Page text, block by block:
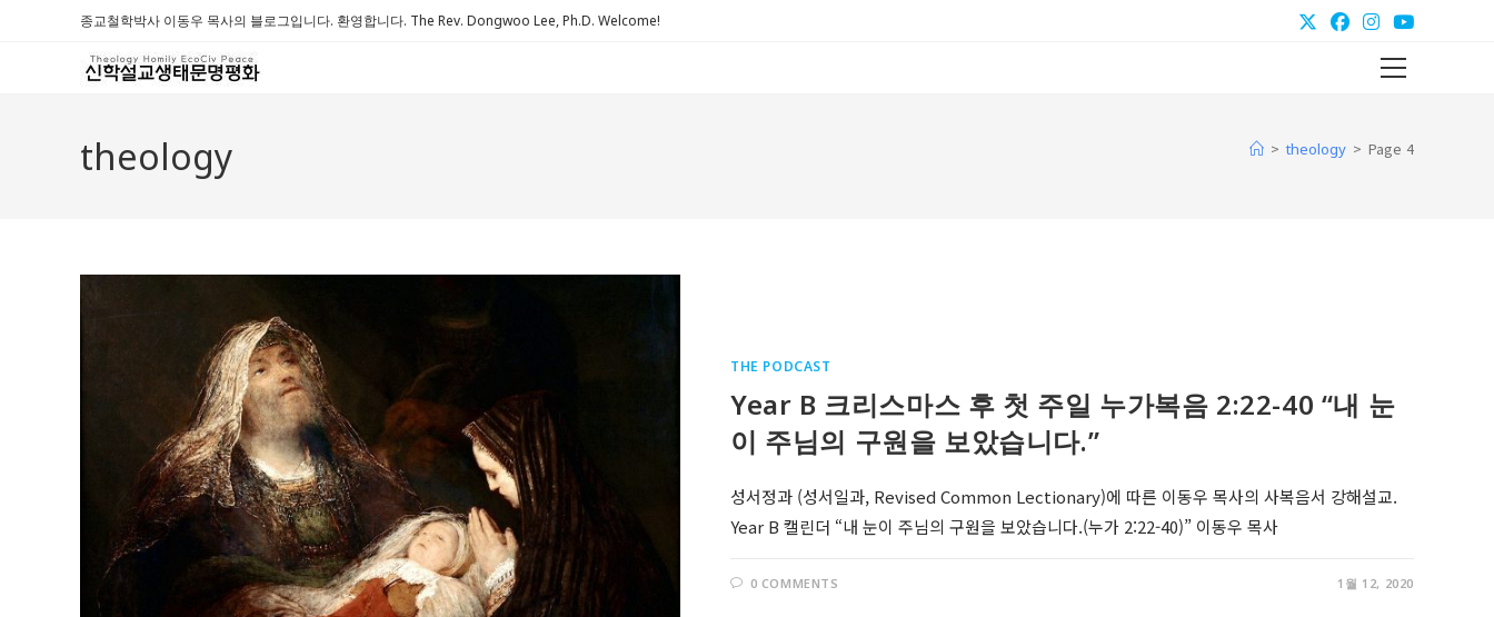
종교철학박사 이동우 목사의 블로그입니다. 환영합니다. The Rev. Dongwoo Lee, Ph.D. Welcome!
Main
theology > theology > Page 4
THE PODCAST
Year B 크리스마스 후 첫 주일 누가복음 2:22-40 “내 눈
이 주님의 구원을 보았습니다.”
성서정과 (성서일과, Revised Common Lectionary)에 따른 이동우 목사의 사복음서 강해설교.
Year B 캘린더 “내 눈이 주님의 구원을 보았습니다.(누가 2:22-40)” 이동우 목사
0 COMMENTS 1월 12, 2020